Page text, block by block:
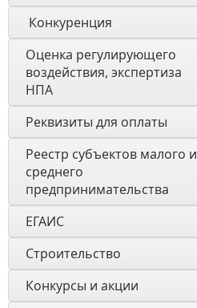
Конкуренция
Оценка регулирующего
воздействия, экспертиза
НПА
Реквизиты для оплаты
Реестр субъектов малого и
среднего
предпринимательства
ЕГАИС
Строительство
Конкурсы и акции